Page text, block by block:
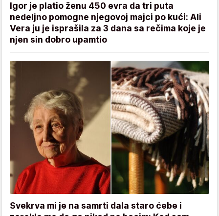
Igor je platio ženu 450 evra da tri puta
nedeljno pomogne njegovoj majci po kući: Ali
Vera ju je isprašila za 3 dana sa rečima koje je
njen sin dobro upamtio
Svekrva mi je na samrti dala staro ćebe i